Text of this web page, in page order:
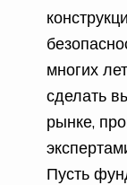
многих
сделать
рынке,
Пусть